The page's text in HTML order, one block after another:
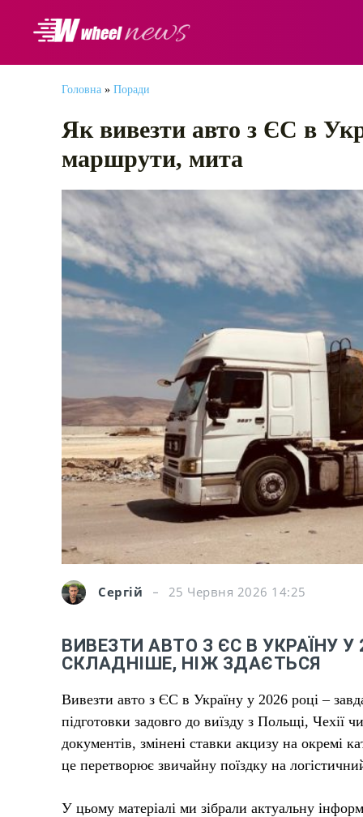
Головна » Поради
Як вивезти авто з ЄС в
маршрути, мита
Сергій 25 Червня 2026 14:25
ВИВЕЗТИ АВТО З ЄС В УКРАЇНУ
СКЛАДНІШЕ, НІЖ ЗДАЄТЬСЯ
Вивезти авто з ЄС в Україну у 2026 році –
підготовки задовго до виїзду з Польщі,
документів, змінені ставки акцизу на окремі
це перетворює звичайну поїздку на
У цьому матеріалі ми зібрали актуальну